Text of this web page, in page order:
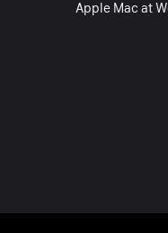
Apple Mac at